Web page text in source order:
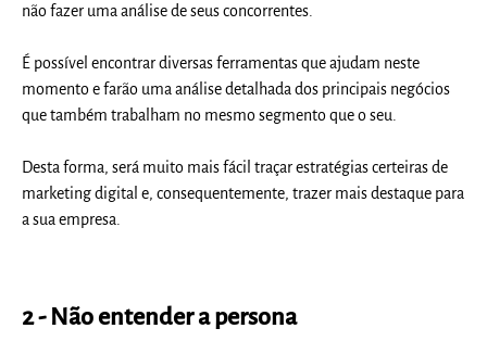
não fazer uma análise de seus concorrentes.
É possível encontrar diversas ferramentas que ajudam neste
momento e farão uma análise detalhada dos principais negócios
que também trabalham no mesmo segmento que o seu.
Desta forma, será muito mais fácil traçar estratégias certeiras de
marketing digital e, consequentemente, trazer mais destaque para
a sua empresa.
2 - Não entender a persona